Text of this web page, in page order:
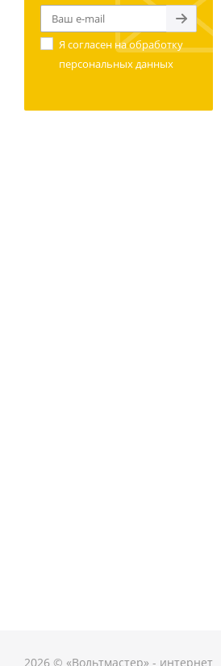
Я согласен наобработку
персональных данных
2026 © «Вольтмастер» - интернет